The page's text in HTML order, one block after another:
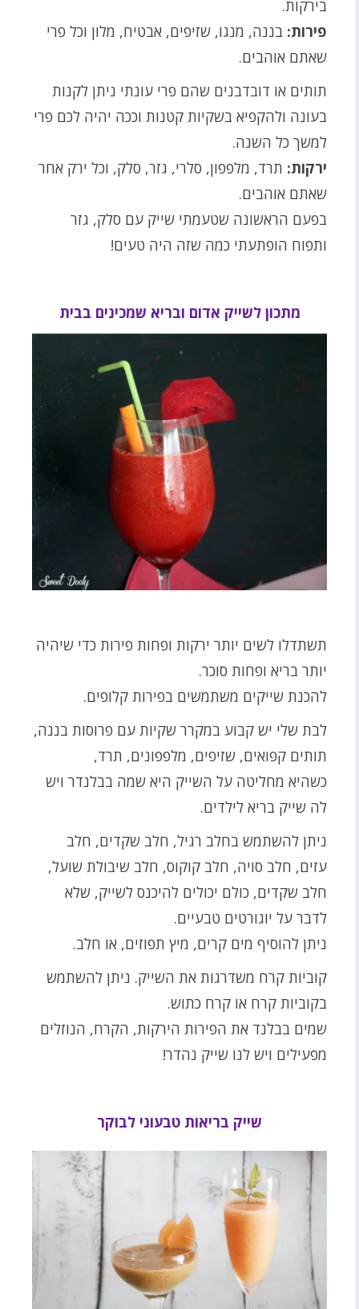
בירקות.
פירות: בננה, מנגו, שזיפים, אבטיח, מלון וכל פרי
שאתם אוהבים.
תותים או דובדבנים שהם פרי עונתי ניתן לקנות
בעונה ולהקפיא בשקיות קטנות וככה יהיה לכם פרי
למשך כל השנה.
ירקות: תרד, מלפפון, סלרי, גזר, סלק, וכל ירק אחר
שאתם אוהבים.
בפעם הראשונה שטעמתי שייק עם סלק, גזר
ותפוח הופתעתי כמה שזה היה טעים!
מתכון לשייק אדום ובריא שמכינים בבית
תשתדלו לשים יותר ירקות ופחות פירות כדי שיהיה
יותר בריא ופחות סוכר.
להכנת שייקים משתמשים בפירות קלופים.
לבת שלי יש קבוע במקרר שקיות עם פרוסות בננה,
תותים קפואים, שזיפים, מלפפונים, תרד,
כשהיא מחליטה על השייק היא שמה בבלנדר ויש
לה שייק בריא לילדים.
ניתן להשתמש בחלב רגיל, חלב שקדים, חלב
עזים, חלב סויה, חלב קוקוס, חלב שיבולת שועל,
חלב שקדים, כולם יכולים להיכנס לשייק, שלא
לדבר על יוגורטים טבעיים.
ניתן להוסיף מים קרים, מיץ תפוזים, או חלב.
קוביות קרח משדרגות את השייק. ניתן להשתמש
בקוביות קרח או קרח כתוש.
שמים בבלנד את הפירות הירקות, הקרח, הנוזלים
מפעילים ויש לנו שייק נהדר!
שייק בריאות טבעוני לבוקר